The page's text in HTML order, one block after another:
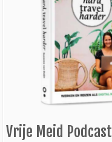
Vrije Meid Podcast